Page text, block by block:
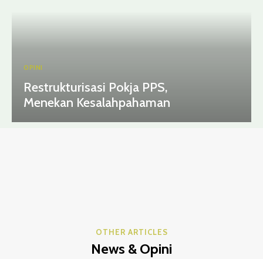
OPINI
Restrukturisasi Pokja PPS,
Menekan Kesalahpahaman
OTHER ARTICLES
News & Opini